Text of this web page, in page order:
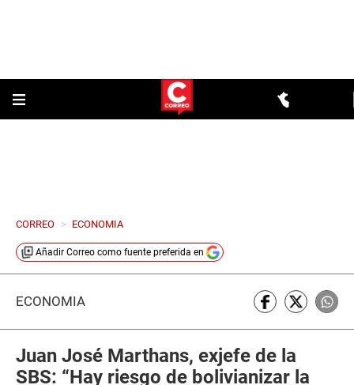
CORREO > ECONOMIA
Añadir Correo como fuente preferida en
ECONOMÍA
Juan José Marthans, exjefe de la
SBS: “Hay riesgo de bolivianizar la